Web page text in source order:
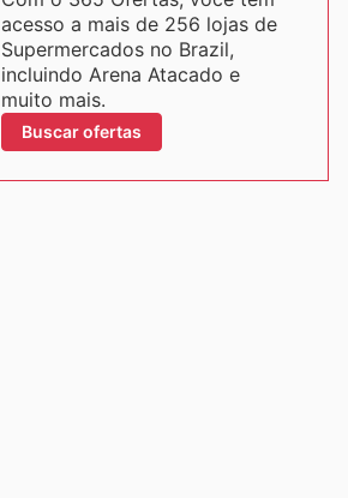
acesso a mais de 256 lojas de
Supermercados no Brazil,
incluindo Arena Atacado e
muito mais.
Buscar ofertas